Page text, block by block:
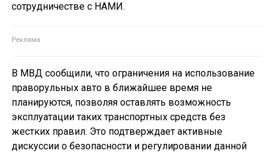
сотрудничестве с НАМИ.
В МВД сообщили, что ограничения на использование
праворульных авто в ближайшее время не
планируются, позволяя оставлять возможность
эксплуатации таких транспортных средств без
жестких правил. Это подтверждает активные
дискуссии о безопасности и регулировании данной